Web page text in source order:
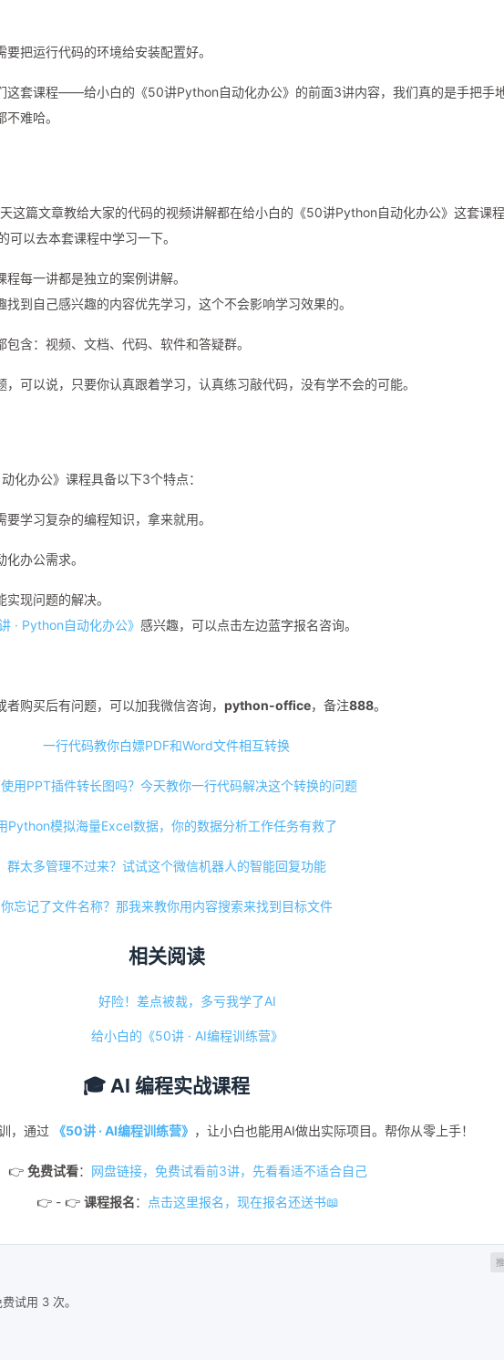
把运行代码的环境给安装配置好。
这套课程——给小白的《50讲Python自动化办公》的前面3讲内容，我们真的是手把手
难哈。
这篇文章教给大家的代码的视频讲解都在给小白的《50讲Python自动化办公》这套课
以去本套课程中学习一下。
每一讲都是独立的案例讲解。
到自己感兴趣的内容优先学习，这个不会影响学习效果的。
含：视频、文档、代码、软件和答疑群。
可以说，只要你认真跟着学习，认真练习敲代码，没有学不会的可能。
化办公》课程具备以下3个特点：
学习复杂的编程知识，拿来就用。
办公需求。
现问题的解决。
· Python自动化办公》 感兴趣，可以点击左边蓝字报名咨询。
购买后有问题，可以加我微信咨询， python-office，备注888。
一行代码教你白嫖PDF和Word文件相互转换
用PPT插件转长图吗？今天教你一行代码解决这个转换的问题
Python模拟海量Excel数据，你的数据分析工作任务有救了
群太多管理不过来？试试这个微信机器人的智能回复功能
你忘记了文件名称？那我来教你用内容搜索来找到目标文件
相关阅读
好险！差点被裁，多亏我学了AI
给小白的《50讲 · AI编程训练营》
🎓 AI 编程实战课程
，通过 《50讲 · AI编程训练营》 ，让小白也能用AI做出实际项目。帮你从零上手！
👉 免费试看： 网盘链接，免费试看前3讲，先看看适不适合自己
👉 - 👉 课程报名： 点击这里报名，现在报名还送书📖
试用 3 次。